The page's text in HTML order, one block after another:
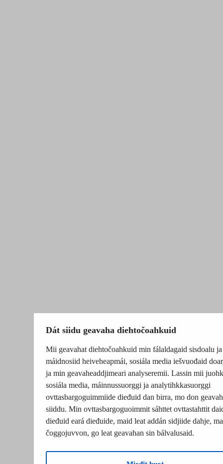
Dát siidu geavaha diehtočoahkuid
Mii geavahat diehtočoahkuid min fálaldagaid sisdoalu ja
máidnosiid heiveheapmái, sosiála media iešvuođaid
ja min geavaheaddjimeari analyseremii. Lassin mii
sosiála media, máinnussuorggi ja analytihkkasuorggi
ovttasbargoguimmiide dieđuid dan birra, mo don
siiddu. Min ovttasbargoguoimmit sáhttet ovttastahttit
dieđuid eará dieđuide, maid leat addán sidjiide dahje,
čoggojuvvon, go leat geavahan sin bálvalusaid.